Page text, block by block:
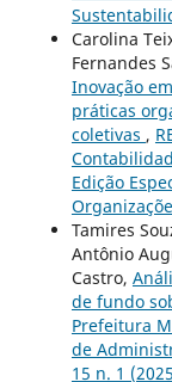
Carolina
Fernandes
Inovação
práticas
coletivas ,
Edição
Tamires
Antônio
Castro,
de fundo
Prefeitura
de
15 n. 1